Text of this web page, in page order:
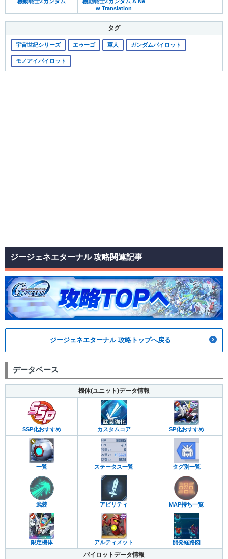
w Translation
タグ
宇宙世紀シリーズ エゥーゴ 軍人 ガンダムパイロット
モノアイパイロット
ジージェネエターナル 攻略関連記事
ジージェネエターナル 攻略トップへ戻る
データベース
機体(ユニット)データ情報
SSP化おすすめ カスタムコア SP化おすすめ
一覧 ステータス一覧 タグ別一覧
武装 アビリティ MAP持ち一覧
限定機体 アルティメット 開発経路図
パイロットデータ情報